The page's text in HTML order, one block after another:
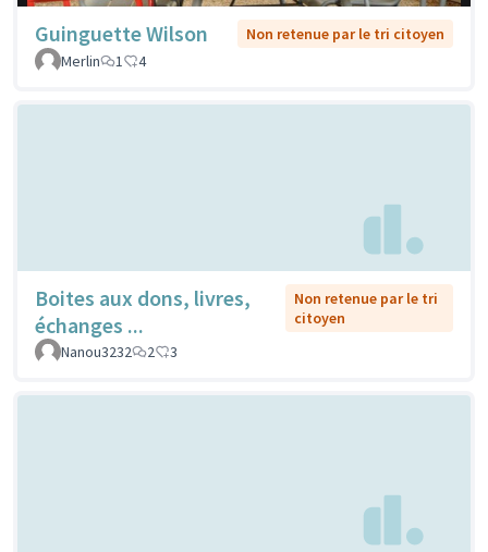
Guinguette Wilson
Non retenue par le tri citoyen
Merlin
1 4
Boites aux dons, livres,
échanges ...
Non retenue par le tri
citoyen
Nanou3232
2 3